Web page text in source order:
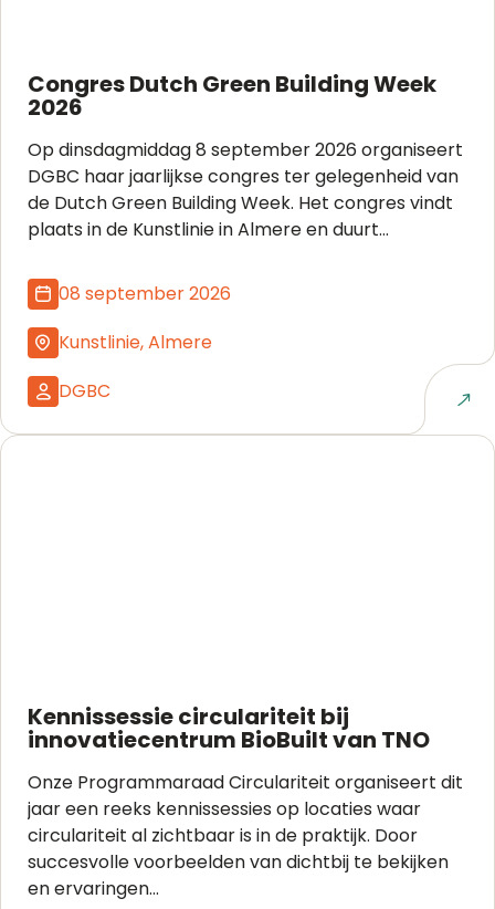
Congres Dutch Green Building Week
2026
Op dinsdagmiddag 8 september 2026 organiseert
DGBC haar jaarlijkse congres ter gelegenheid van
de Dutch Green Building Week. Het congres vindt
plaats in de Kunstlinie in Almere en duurt...
08 september 2026
Kunstlinie, Almere
DGBC
Naar event
Kennissessie circulariteit bij
innovatiecentrum BioBuilt van TNO
Onze Programmaraad Circulariteit organiseert dit
jaar een reeks kennissessies op locaties waar
circulariteit al zichtbaar is in de praktijk. Door
succesvolle voorbeelden van dichtbij te bekijken
en ervaringen...